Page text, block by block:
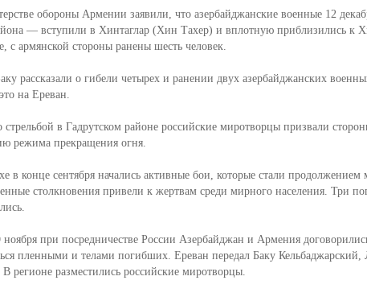
обороны Армении заявили, что азербайджанские военные 12
— вступили в Хинтаглар (Хин Тахер) и вплотную приблизились к
с армянской стороны ранены шесть человек.
рассказали о гибели четырех и ранении двух азербайджанских
на Ереван.
стрельбой в Гадрутском районе российские миротворцы призвали
режима прекращения огня.
в конце сентября начались активные бои, которые стали продолжением
столкновения привели к жертвам среди мирного населения. Три
ноября при посредничестве России Азербайджан и Армения
пленными и телами погибших. Ереван передал Баку Кельбаджарский,
регионе разместились российские миротворцы.